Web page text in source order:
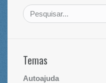
Temas
Autoajuda